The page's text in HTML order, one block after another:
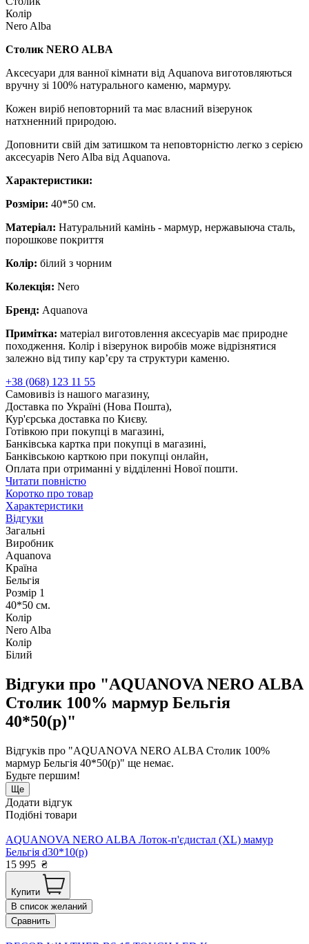
Колір
Nero Alba
Столик NERO ALBA
Аксесуари для ванної кімнати від Aquanova виготовляються
вручну зі 100% натурального каменю, мармуру.
Кожен виріб неповторний та має власний візерунок
натхненний природою.
Доповнити свій дім затишком та неповторністю легко з серією
аксесуарів Nero Alba від Aquanova.
​​​​​​​Характеристики:
Розміри: 40*50 см.
Матеріал: Натуральний камінь - мармур, нержавыюча сталь,
порошкове покриття
Колір: білий з чорним
Колекція: Nero
Бренд: Aquanova
Примітка: матеріал виготовлення аксесуарів має природне
походження. Колір і візерунок виробів може відрізнятися
залежно від типу кар’єру та структури каменю.
+38 (068) 123 11 55
Самовивіз із нашого магазину,
Доставка по Україні (Нова Пошта),
Кур'єрська доставка по Києву.
Готівкою при покупці в магазині,
Банківська картка при покупці в магазині,
Банківською карткою при покупці онлайн,
Оплата при отриманні у відділенні Нової пошти.
Читати повністю
Коротко про товар
Характеристики
Відгуки
Загальні
Виробник
Aquanova
Країна
Бельгія
Розмір 1
40*50 см.
Колір
Nero Alba
Колір
Білий
Відгуки про "AQUANOVA NERO ALBA
Столик 100% мармур Бельгія
40*50(р)"
Відгуків про "AQUANOVA NERO ALBA Столик 100%
мармур Бельгія 40*50(р)" ще немає.
Будьте першим!
Ще
Додати відгук
Подібні товари
AQUANOVA NERO ALBA Лоток-п'єдистал (XL) мамур
Бельгія d30*10(р)
15 995 ₴
Купити
В список желаний
Сравнить